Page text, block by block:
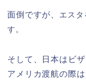
面倒ですが、
エスタ
す。
そして、日本はビ
アメリカ渡航の際